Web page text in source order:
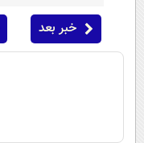
خبر بعد